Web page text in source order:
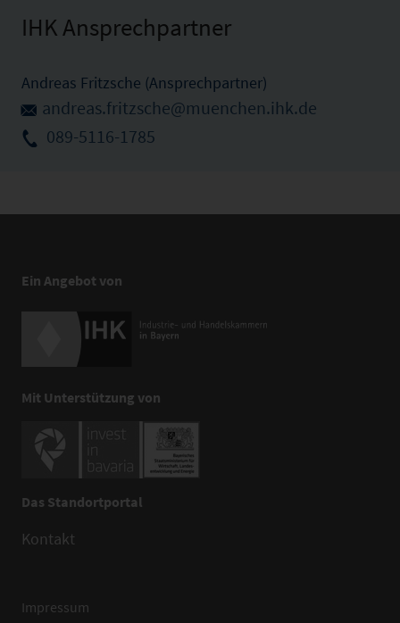
IHK Ansprechpartner
Andreas Fritzsche (Ansprechpartner)
andreas.fritzsche@muenchen.ihk.de
089-5116-1785
Ein Angebot von
Mit Unterstützung von
Das Standortportal
Kontakt
Impressum